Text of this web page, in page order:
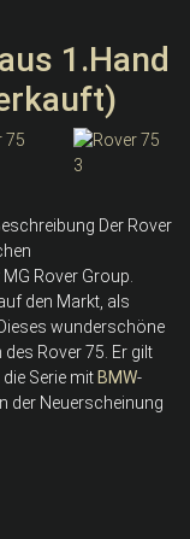
1.Hand
Der Rover
Rover Group.
den Markt, als
wunderschöne
Rover 75. Er gilt
Serie mit BMW-
der Neuerscheinung